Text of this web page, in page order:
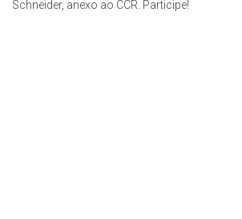
Schneider, anexo ao CCR. Participe!